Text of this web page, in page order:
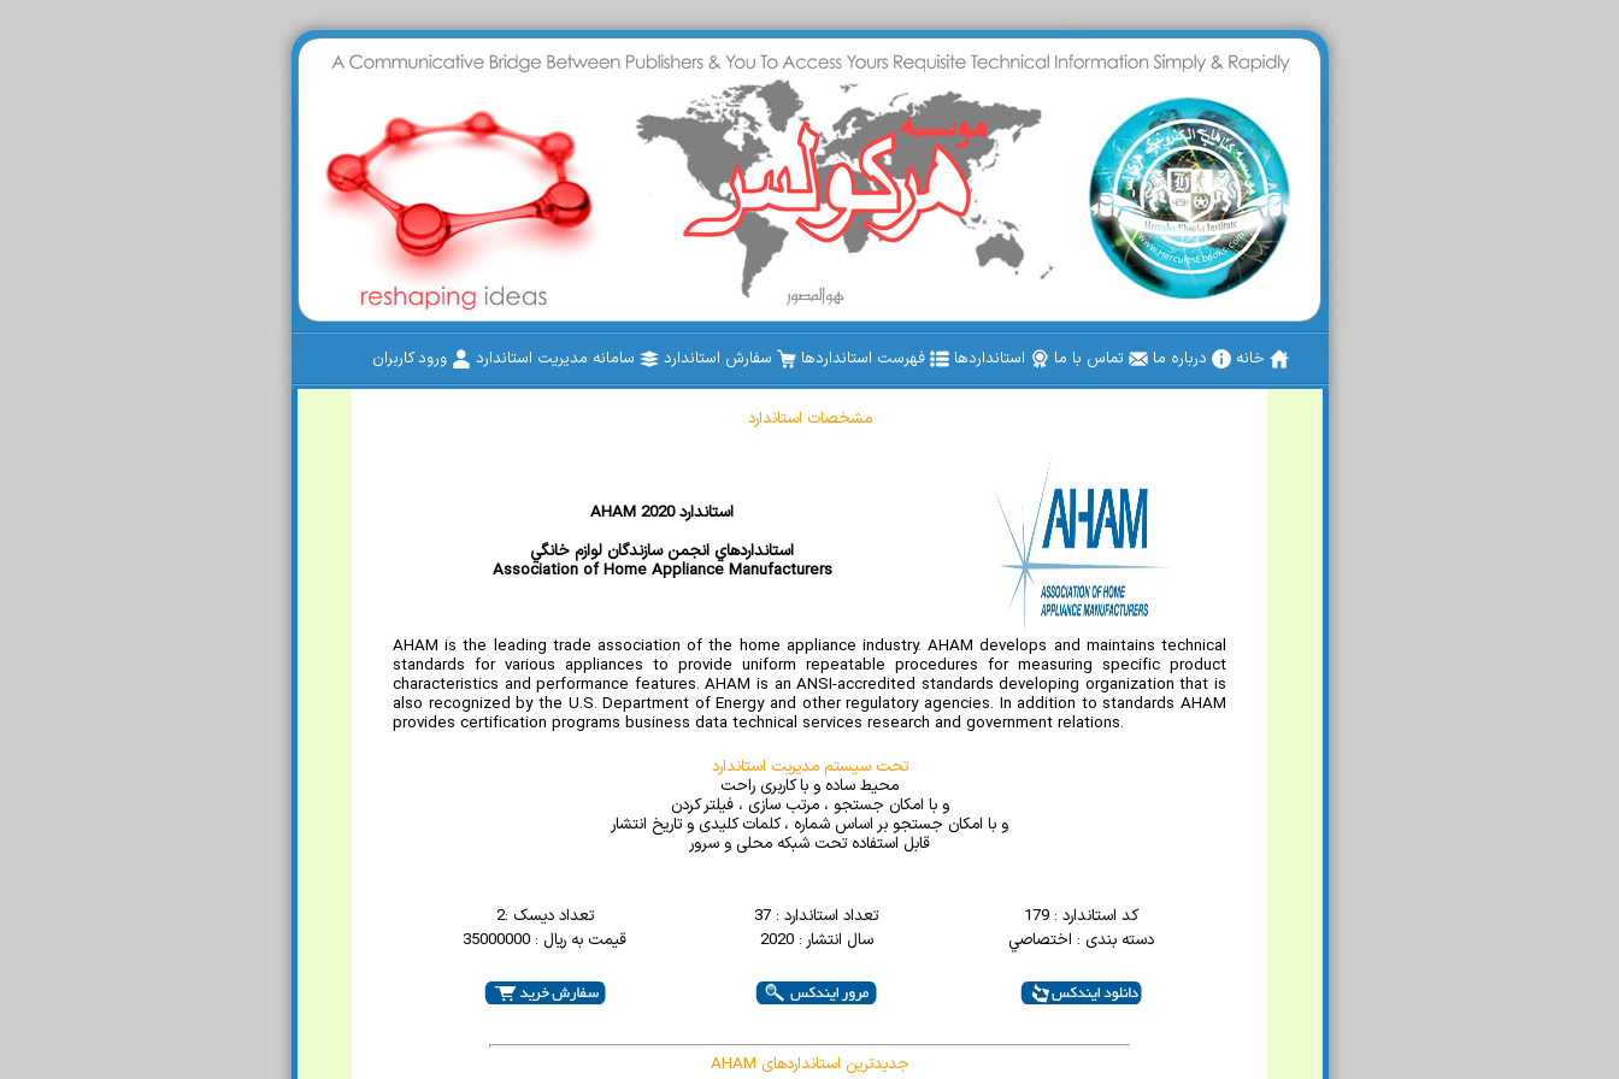
خانه درباره ما تماس با ما استانداردها فهرست استانداردها سفارش استاندارد سامانه مدیریت استاندارد ورود کاربران
مشخصات استاندارد
AHAM 2020 استاندارد
استانداردهاي انجمن سازندگان لوازم خانگي
Association of Home Appliance Manufacturers
AHAM is the leading trade association of the home appliance industry. AHAM develops and maintains technical
standards for various appliances to provide uniform repeatable procedures for measuring specific product
characteristics and performance features. AHAM is an ANSI-accredited standards developing organization that is
also recognized by the U.S. Department of Energy and other regulatory agencies. In addition to standards AHAM
provides certification programs business data technical services research and government relations.
تحت سیستم مدیریت استاندارد
محیط ساده و با کاربری راحت
و با امکان جستجو ، مرتب سازی ، فیلتر کردن
و با امکان جستجو بر اساس شماره ، کلمات کلیدی و تاریخ انتشار
قابل استفاده تحت شبکه محلی و سرور
تعداد دیسک :2 تعداد استاندارد : 37
کد استاندارد : 179
قیمت به ریال : 35000000
سال انتشار : 2020 دسته بندی : اختصاصي
AHAM جدیدترین استانداردهای